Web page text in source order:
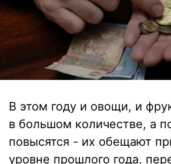
В этом году и овощи, и
в большом количестве, а
повысятся - их обещают
уровне прошлого года,